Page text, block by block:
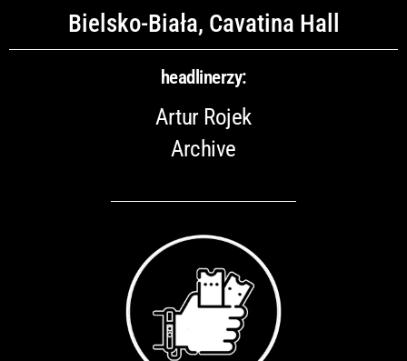
Bielsko-Biała, Cavatina Hall
headlinerzy:
Artur Rojek
Archive